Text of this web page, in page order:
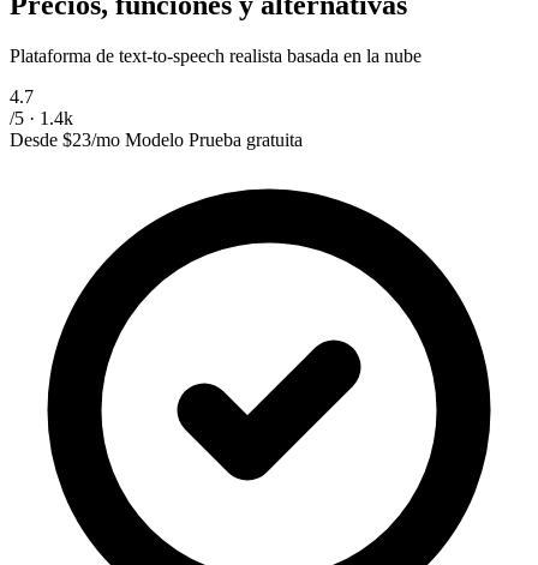
Plataforma de text-to-speech realista basada en la nube
4.7
/5 · 1.4k
Desde $23/mo Modelo Prueba gratuita